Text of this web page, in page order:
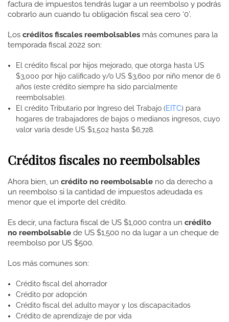
factura de impuestos tendrás lugar a un reembolso y podrás
cobrarlo aun cuando tu obligación fiscal sea cero ‘0’.
Los créditos fiscales reembolsables más comunes para la
temporada fiscal 2022 son:
El crédito fiscal por hijos mejorado, que otorga hasta US
$3,000 por hijo calificado y/o US $3,600 por niño menor de 6
años (este crédito siempre ha sido parcialmente
reembolsable).
El crédito Tributario por Ingreso del Trabajo (EITC) para
hogares de trabajadores de bajos o medianos ingresos, cuyo
valor varía desde US $1,502 hasta $6,728.
Créditos fiscales no reembolsables
Ahora bien, un crédito no reembolsable no da derecho a
un reembolso si la cantidad de impuestos adeudada es
menor que el importe del crédito.
Es decir, una factura fiscal de US $1,000 contra un crédito
no reembolsable de US $1,500 no da lugar a un cheque de
reembolso por US $500.
Los más comunes son:
Crédito fiscal del ahorrador
Crédito por adopción
Crédito fiscal del adulto mayor y los discapacitados
Crédito de aprendizaje de por vida